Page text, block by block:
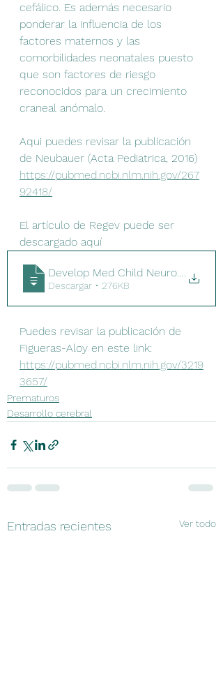
cefálico. Es además necesario
ponderar la influencia de los
factores maternos y las
comorbilidades neonatales puesto
que son factores de riesgo
reconocidos para un crecimiento
craneal anómalo.
Aqui puedes revisar la publicación
de Neubauer (Acta Pediatrica, 2016)
https://pubmed.ncbi.nlm.nih.gov/267
92418/
El artículo de Regev puede ser
descargado aquí
Develop Med Child Neuro - 2016
.
Descargar • 276KB
Puedes revisar la publicación de
Figueras-Aloy en este link:
https://pubmed.ncbi.nlm.nih.gov/3219
3657/
Prematuros
Desarrollo cerebral
Entradas recientes Ver todo